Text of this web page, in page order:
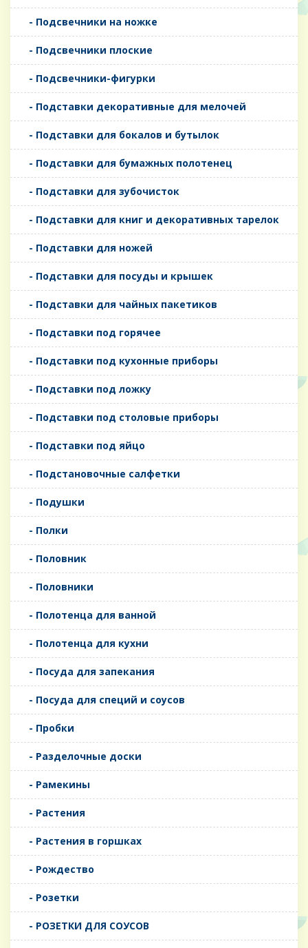
- Подсвечники на ножке
- Подсвечники плоские
- Подсвечники-фигурки
- Подставки декоративные для мелочей
- Подставки для бокалов и бутылок
- Подставки для бумажных полотенец
- Подставки для зубочисток
- Подставки для книг и декоративных тарелок
- Подставки для ножей
- Подставки для посуды и крышек
- Подставки для чайных пакетиков
- Подставки под горячее
- Подставки под кухонные приборы
- Подставки под ложку
- Подставки под столовые приборы
- Подставки под яйцо
- Подстановочные салфетки
- Подушки
- Полки
- Половник
- Половники
- Полотенца для ванной
- Полотенца для кухни
- Посуда для запекания
- Посуда для специй и соусов
- Пробки
- Разделочные доски
- Рамекины
- Растения
- Растения в горшках
- Рождество
- Розетки
- РОЗЕТКИ ДЛЯ СОУСОВ